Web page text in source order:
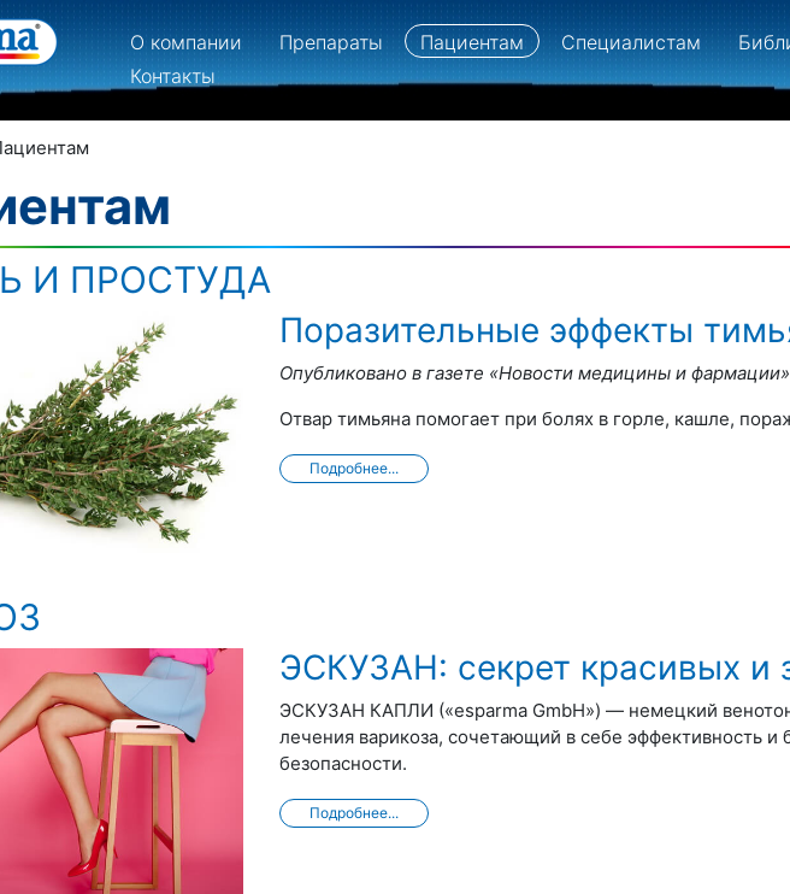
О компании Препараты Пациентам Специалистам
Контакты
И ПРОСТУДА
Поразительные эффекты
Опубликовано в газете «Новости медицины и
Отвар тимьяна помогает при болях в горле, кашле,
Подробнее...
ЭСКУЗАН: секрет красивых и
ЭСКУЗАН КАПЛИ («esparma GmbH») — немецкий
лечения варикоза, сочетающий в себе эффективность и
безопасности.
Подробнее...